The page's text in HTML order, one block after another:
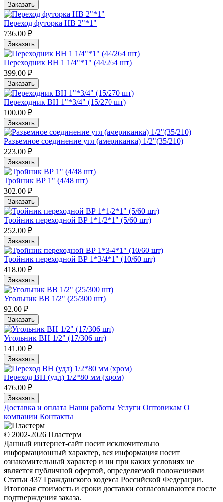
Заказать
Переход футорка НВ 2"*1"
736.00 ₽
Заказать
Переходник ВН 1 1/4"*1" (44/264 шт)
399.00 ₽
Заказать
Переходник ВН 1"*3/4" (15/270 шт)
100.00 ₽
Заказать
Разъемное соединение угл (американка) 1/2"(35/210)
223.00 ₽
Заказать
Тройник ВР 1" (4/48 шт)
302.00 ₽
Заказать
Тройник переходной ВР 1*1/2*1" (5/60 шт)
252.00 ₽
Заказать
Тройник переходной ВР 1*3/4*1" (10/60 шт)
418.00 ₽
Заказать
Угольник ВВ 1/2" (25/300 шт)
92.00 ₽
Заказать
Угольник ВН 1/2" (17/306 шт)
141.00 ₽
Заказать
Переход ВН (удл) 1/2*80 мм (хром)
476.00 ₽
Заказать
Доставка и оплата Наши работы Услуги Оптовикам О
компании Контакты
© 2002-2026 Пластерм
Данный интернет-сайт носит исключительно
информационный характер, вся информация носит
ознакомительный характер и ни при каких условиях не
является публичной офертой, определяемой положениями
Статьи 437 Гражданского кодекса Российской Федерации.
Итоговая стоимость и сроки доставки согласовываются после
подтверждения заказа.